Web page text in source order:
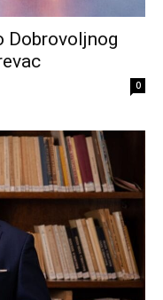
Dobrovoljnog
0